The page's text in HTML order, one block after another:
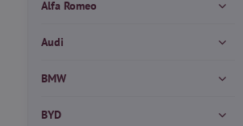
Alfa Romeo
Audi
BMW
BYD